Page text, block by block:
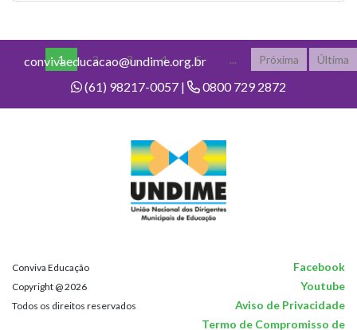
1 2 3 4 5 ... Próxima Última
convivaeducacao@undime.org.br
(61) 98217-0057 |
0800 729 2872
Conviva Educação Facebook
Copyright @ 2026 Youtube
Todos os direitos reservados
Aviso de Privacidade
Termo de Compromisso de